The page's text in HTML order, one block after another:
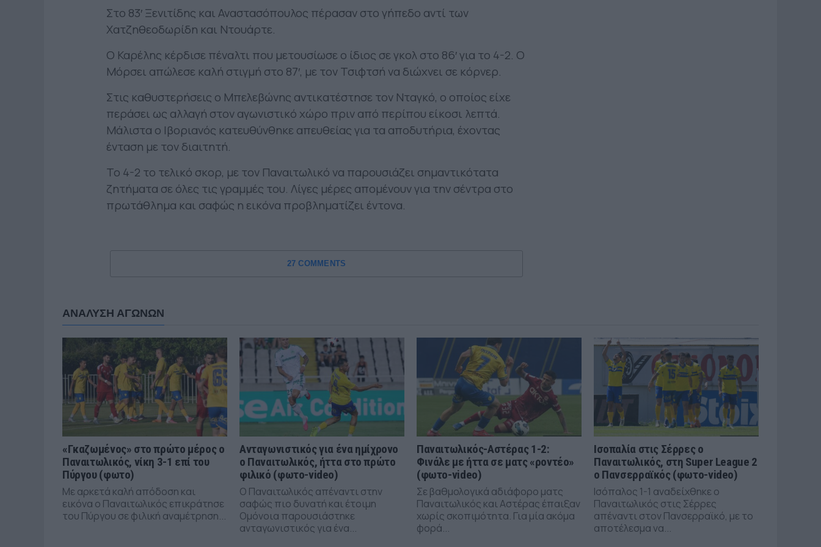
Στο 83′ Ξενιτίδης και Αναστασόπουλος πέρασαν στο γήπεδο αντί των
Χατζηθεοδωρίδη και Ντουάρτε.
Ο Καρέλης κέρδισε πέναλτι που μετουσίωσε ο ίδιος σε γκολ στο 86′ για το 4-2. Ο
Μόρσει απώλεσε καλή στιγμή στο 87′, με τον Τσιφτσή να διώχνει σε κόρνερ.
Στις καθυστερήσεις ο Μπελεβώνης αντικατέστησε τον Νταγκό, ο οποίος είχε
περάσει ως αλλαγή στον αγωνιστικό χώρο πριν από περίπου είκοσι λεπτά.
Μάλιστα ο Ιβοριανός κατευθύνθηκε απευθείας για τα αποδυτήρια, έχοντας
ένταση με τον διαιτητή.
To 4-2 το τελικό σκορ, με τον Παναιτωλικό να παρουσιάζει σημαντικότατα
ζητήματα σε όλες τις γραμμές του. Λίγες μέρες απομένουν για την σέντρα στο
πρωτάθλημα και σαφώς η εικόνα προβληματίζει έντονα.
27 COMMENTS
ΑΝΑΛΥΣΗ ΑΓΩΝΩΝ
«Γκαζωμένος» στο πρώτο μέρος ο
Παναιτωλικός, νίκη 3-1 επί του
Πύργου (φωτο)
Με αρκετά καλή απόδοση και
εικόνα ο Παναιτωλικός επικράτησε
του Πύργου σε φιλική αναμέτρηση...
Ανταγωνιστικός για ένα ημίχρονο
ο Παναιτωλικός, ήττα στο πρώτο
φιλικό (φωτο-video)
Ο Παναιτωλικός απέναντι στην
σαφώς πιο δυνατή και έτοιμη
Ομόνοια παρουσιάστηκε
ανταγωνιστικός για ένα...
Παναιτωλικός-Αστέρας 1-2:
Φινάλε με ήττα σε ματς «ροντέο»
(φωτο-video)
Σε βαθμολογικά αδιάφορο ματς
Παναιτωλικός και Αστέρας έπαιξαν
χωρίς σκοπιμότητα. Για μία ακόμα
φορά...
Ισοπαλία στις Σέρρες ο
Παναιτωλικός, στη Super League 2
ο Πανσερραϊκός (φωτο-video)
Ισόπαλος 1-1 αναδείχθηκε ο
Παναιτωλικός στις Σέρρες
απέναντι στον Πανσερραϊκό, με το
αποτέλεσμα να...